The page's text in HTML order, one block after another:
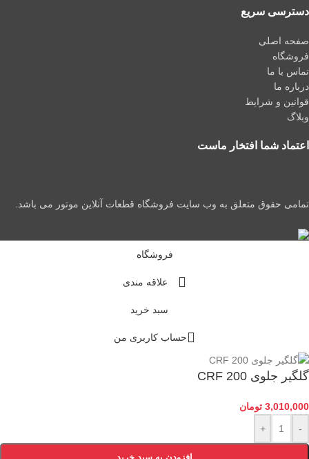
دسترسی سریع
صفحه اصلی
فروشگاه
تماس با ما
درباره ما
قوانین و شرایط
وبلاگ
اعتماد شما افتخار ماست
تمامی حقوق متعلق به وب سایت فروشگاه قطعات آنلاین موتور می باشد.
فروشگاه
علاقه مندی
سبد خرید
حساب کاربری من
گلگیر جلوی CRF 200
3,010,000 تومان
-
+